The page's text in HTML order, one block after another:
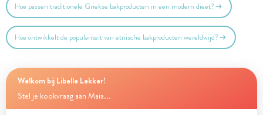
Hoe passen traditionele Griekse bakproducten in een modern dieet?
Hoe ontwikkelt de populariteit van etnische bakproducten wereldwijd?
Welkom bij Libelle Lekker!
Stel je kookvraag aan Maia...